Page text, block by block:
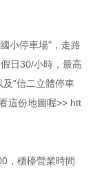
小停車場"，走路
日30/小時，最高
"信二立體停車
這份地圖喔>> htt
，櫃檯營業時間